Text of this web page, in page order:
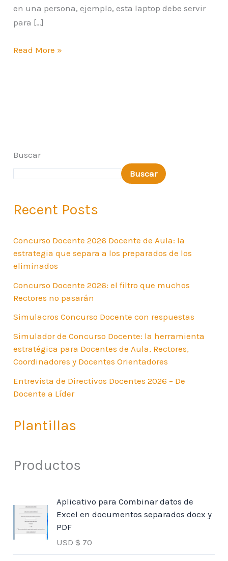
en una persona, ejemplo, esta laptop debe servir
para […]
Read More »
Buscar
Buscar
Recent Posts
Concurso Docente 2026 Docente de Aula: la
estrategia que separa a los preparados de los
eliminados
Concurso Docente 2026: el filtro que muchos
Rectores no pasarán
Simulacros Concurso Docente con respuestas
Simulador de Concurso Docente: la herramienta
estratégica para Docentes de Aula, Rectores,
Coordinadores y Docentes Orientadores
Entrevista de Directivos Docentes 2026 – De
Docente a Líder
Plantillas
Productos
Aplicativo para Combinar datos de
Excel en documentos separados docx y
PDF
USD $ 70